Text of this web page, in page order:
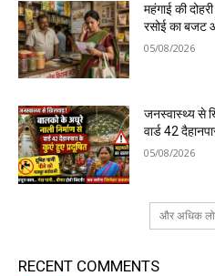
महंगाई की
रसोई का बजट
05/08/2026
जनस्वास्थ्य से
वार्ड 42
05/08/2026
और अधिक
RECENT COMMENTS